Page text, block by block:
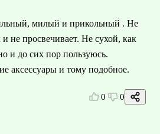
милый и прикольный . Не
не просвечивает. Не сухой, как
и до сих пор пользуюсь.
аксессуары и тому подобное.
0 0